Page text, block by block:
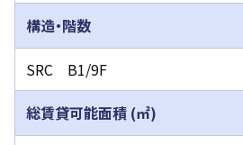
構造・階数
SRC B1/9F
総賃貸可能面積 (㎡)